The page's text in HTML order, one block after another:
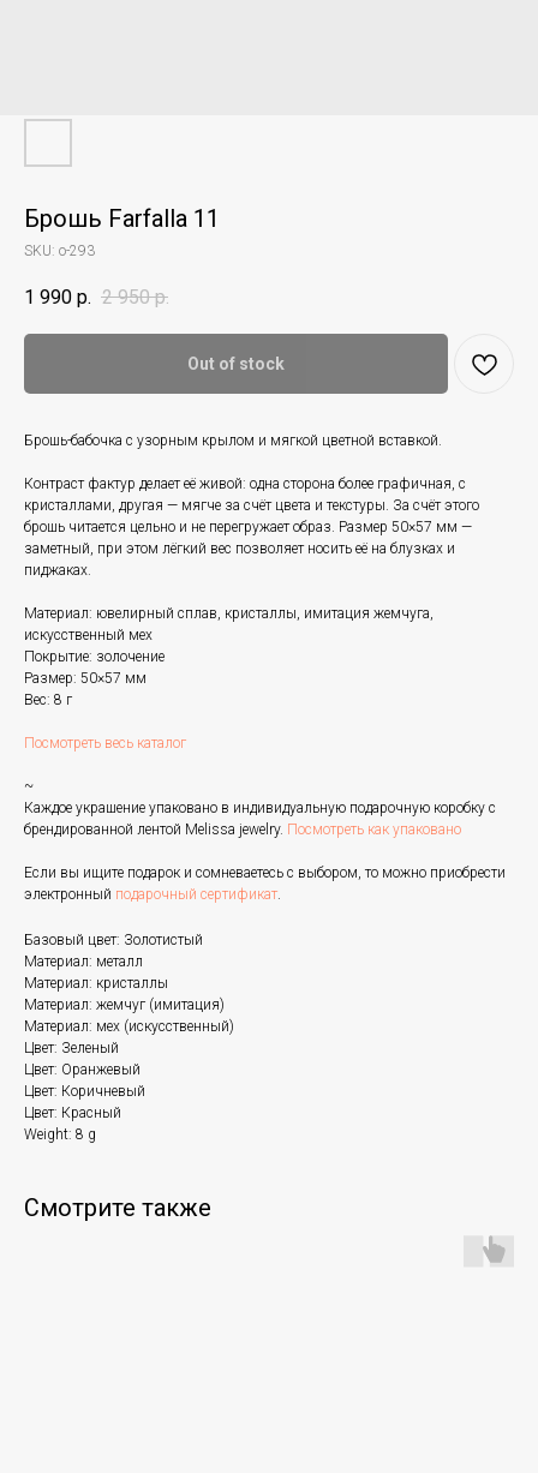
Брошь Farfalla 11
SKU: o-293
1 990 р. 2 950 р.
Out of stock
Брошь-бабочка с узорным крылом и мягкой цветной вставкой.
Контраст фактур делает её живой: одна сторона более графичная, с
кристаллами, другая — мягче за счёт цвета и текстуры. За счёт этого
брошь читается цельно и не перегружает образ. Размер 50×57 мм —
заметный, при этом лёгкий вес позволяет носить её на блузках и
пиджаках.
Материал: ювелирный сплав, кристаллы, имитация жемчуга,
искусственный мех
Покрытие: золочение
Размер: 50×57 мм
Вес: 8 г
Посмотреть весь каталог
~
Каждое украшение упаковано в индивидуальную подарочную коробку с
брендированной лентой Melissa jewelry. Посмотреть как упаковано
Если вы ищите подарок и сомневаетесь с выбором, то можно приобрести
электронный подарочный сертификат.
Базовый цвет: Золотистый
Материал: металл
Материал: кристаллы
Материал: жемчуг (имитация)
Материал: мех (искусственный)
Цвет: Зеленый
Цвет: Оранжевый
Цвет: Коричневый
Цвет: Красный
Weight: 8 g
Смотрите также